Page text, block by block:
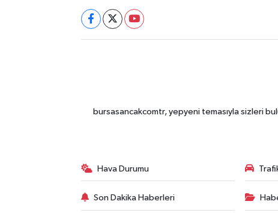
bursasancakcomtr, yepyeni temasıyla sizleri
Hava Durumu
Son Dakika Haberleri